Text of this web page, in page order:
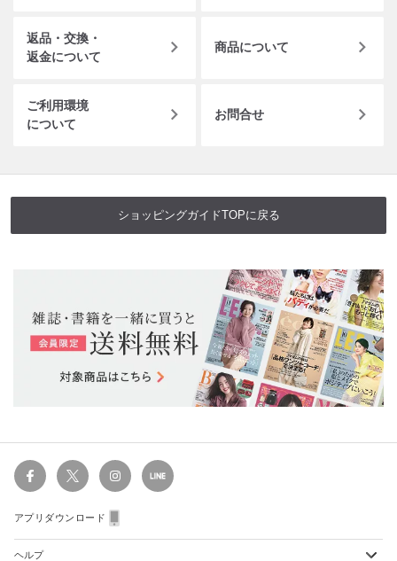
返品・交換・
返金について
商品について
ご利用環境
について
お問合せ
ショッピングガイドTOPに戻る
アプリダウンロード
ヘルプ